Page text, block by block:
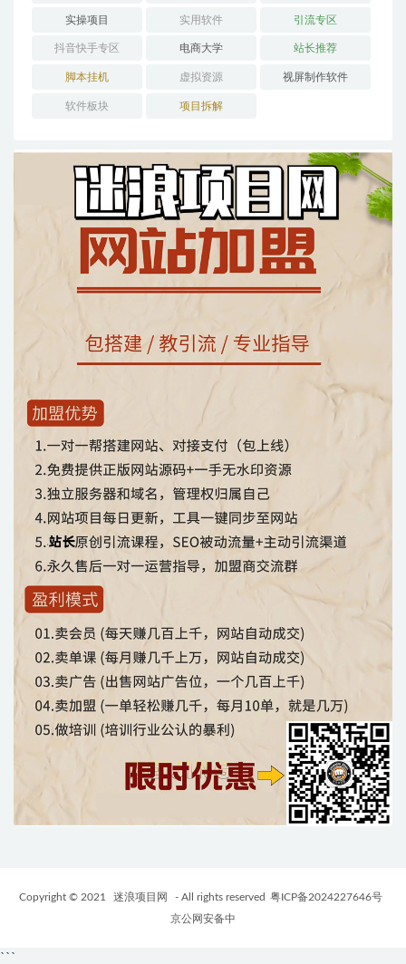
实操项目 实用软件 引流专区
抖音快手专区 电商大学 站长推荐
脚本挂机 虚拟资源 视屏制作软件
软件板块 项目拆解
Copyright © 2021 迷浪项目网 - All rights reserved 粤ICP备2024227646号
京公网安备中
```